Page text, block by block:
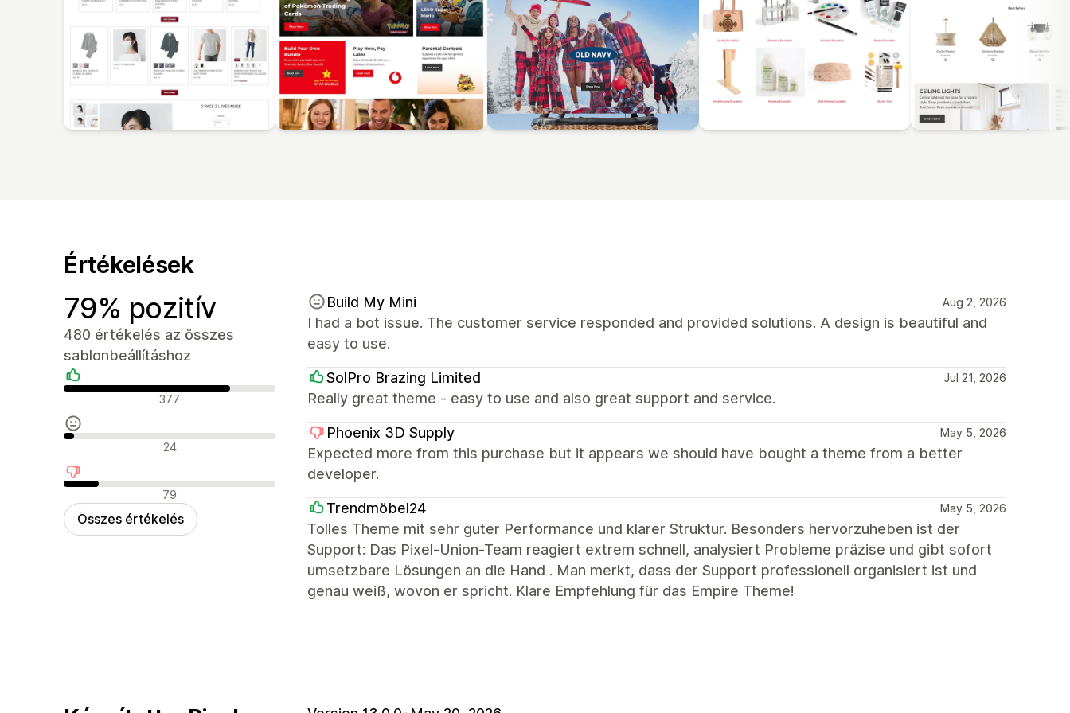
Értékelések
79% pozitív
480 értékelés az összes
sablonbeállításhoz
Pozitív értékelések
377
Semleges értékelések
24
Negatív értékelések
79
Összes értékelés
Build My Mini Aug 2, 2026
I had a bot issue. The customer service responded and provided solutions. A design is beautiful and
easy to use.
SolPro Brazing Limited Jul 21, 2026
Really great theme - easy to use and also great support and service.
Phoenix 3D Supply May 5, 2026
Expected more from this purchase but it appears we should have bought a theme from a better
developer.
Trendmöbel24 May 5, 2026
Tolles Theme mit sehr guter Performance und klarer Struktur. Besonders hervorzuheben ist der
Support: Das Pixel-Union-Team reagiert extrem schnell, analysiert Probleme präzise und gibt sofort
umsetzbare Lösungen an die Hand . Man merkt, dass der Support professionell organisiert ist und
genau weiß, wovon er spricht. Klare Empfehlung für das Empire Theme!